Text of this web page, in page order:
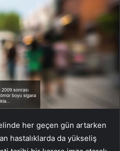
her geçen gün artarken
hastalıklarda da yükseliş